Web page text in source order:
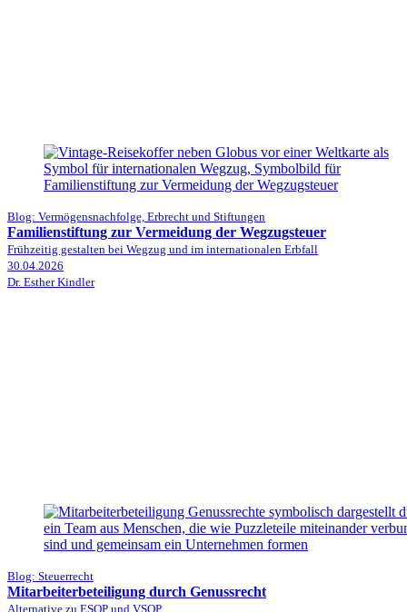
Blog: Vermögensnachfolge, Erbrecht und Stiftungen
Familienstiftung zur Vermeidung der Wegzugsteuer
Frühzeitig gestalten bei Wegzug und im internationalen Erbfall
30.04.2026
Dr. Esther Kindler
Blog: Steuerrecht
Mitarbeiterbeteiligung durch Genussrecht
Alternative zu ESOP und VSOP